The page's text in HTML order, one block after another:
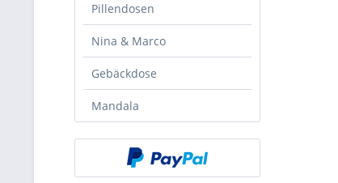
Pillendosen
Nina & Marco
Gebäckdose
Mandala